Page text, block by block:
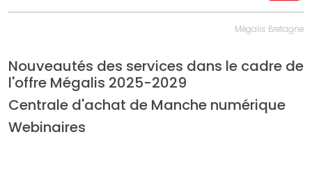
Mégalis Bretagne
Nouveautés des services dans le cadre de
l'offre Mégalis 2025-2029
Centrale d'achat de Manche numérique
Webinaires